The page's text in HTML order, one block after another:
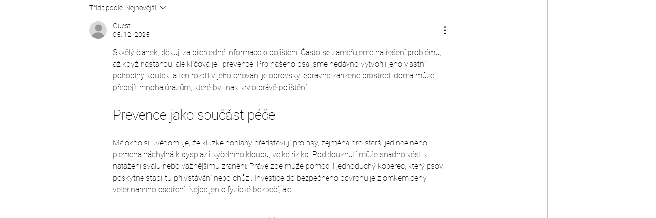
Třídit podle: Nejnovější
Guest
05. 12. 2025
Skvělý článek, děkuji za přehledné informace o pojištění. Často se zaměřujeme na řešení problémů,
až když nastanou, ale klíčová je i prevence. Pro našeho psa jsme nedávno vytvořili jeho vlastní
pohodlný koutek, a ten rozdíl v jeho chování je obrovský. Správně zařízené prostředí doma může
předejít mnoha úrazům, které by jinak krylo právě pojištění.
Prevence jako součást péče
Málokdo si uvědomuje, že kluzké podlahy představují pro psy, zejména pro starší jedince nebo
plemena náchylná k dysplazii kyčelního kloubu, velké riziko. Podklouznutí může snadno vést k
natažení svalu nebo vážnějšímu zranění. Právě zde může pomoci i jednoduchý koberec, který psovi
poskytne stabilitu při vstávání nebo chůzi. Investice do bezpečného povrchu je zlomkem ceny
veterinárního ošetření. Nejde jen o fyzické bezpečí, ale…